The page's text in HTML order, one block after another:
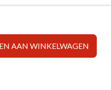
AAN WINKELWAGEN